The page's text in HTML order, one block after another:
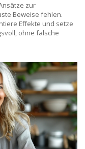
zur
Beweise fehlen.
Effekte und setze
ohne falsche